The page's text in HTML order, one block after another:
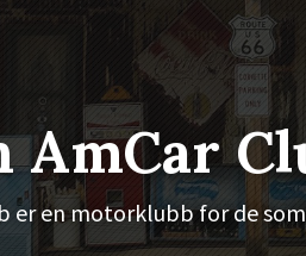
AmCar
er en motorklubb for de